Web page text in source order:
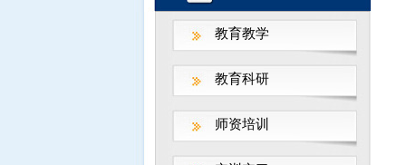
教育教学
教育科研
师资培训